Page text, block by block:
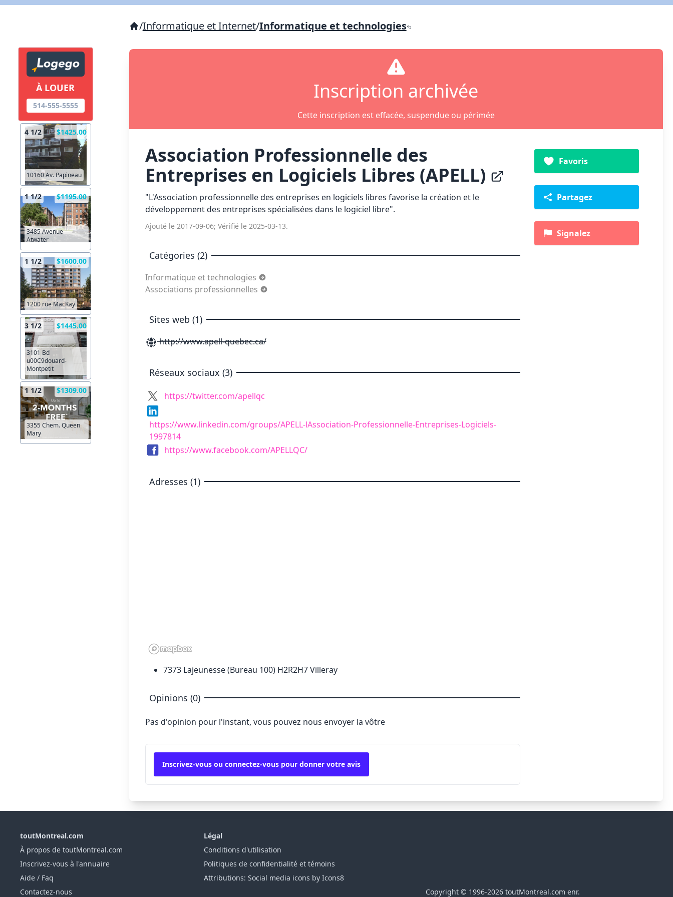
À LOUER
514-555-5555
4 1/2 $1425.00
10160 Av. Papineau
1 1/2 $1195.00
3485 Avenue
Atwater
1 1/2 $1600.00
1200 rue MacKay
3 1/2 $1445.00
3101 Bd
u00C9douard-
Montpetit
1 1/2 $1309.00
3355 Chem. Queen
Mary
/Informatique et Internet/Informatique et technologies
Inscription archivée
Cette inscription est effacée, suspendue ou périmée
Association Professionnelle des
Entreprises en Logiciels Libres (APELL)
"L'Association professionnelle des entreprises en logiciels libres favorise la création et le
développement des entreprises spécialisées dans le logiciel libre".
Ajouté le 2017-09-06; Vérifié le 2025-03-13.
Catégories (2)
Informatique et technologies
Associations professionnelles
Sites web (1)
http://www.apell-quebec.ca/
Réseaux sociaux (3)
https://twitter.com/apellqc
https://www.linkedin.com/groups/APELL-lAssociation-Professionnelle-Entreprises-Logiciels-
1997814
https://www.facebook.com/APELLQC/
Adresses (1)
7373 Lajeunesse (Bureau 100) H2R2H7 Villeray
Opinions (0)
Pas d'opinion pour l'instant, vous pouvez nous envoyer la vôtre
Inscrivez-vous ou connectez-vous pour donner votre avis
Favoris
Partagez
Signalez
toutMontreal.com
À propos de toutMontreal.com
Inscrivez-vous à l'annuaire
Aide / Faq
Contactez-nous
Légal
Conditions d'utilisation
Politiques de confidentialité et témoins
Attributions: Social media icons by Icons8
Copyright © 1996-2026 toutMontreal.com enr.
Lien vers inscription (sera inclus dans courriel)
X Fermer Envoyez